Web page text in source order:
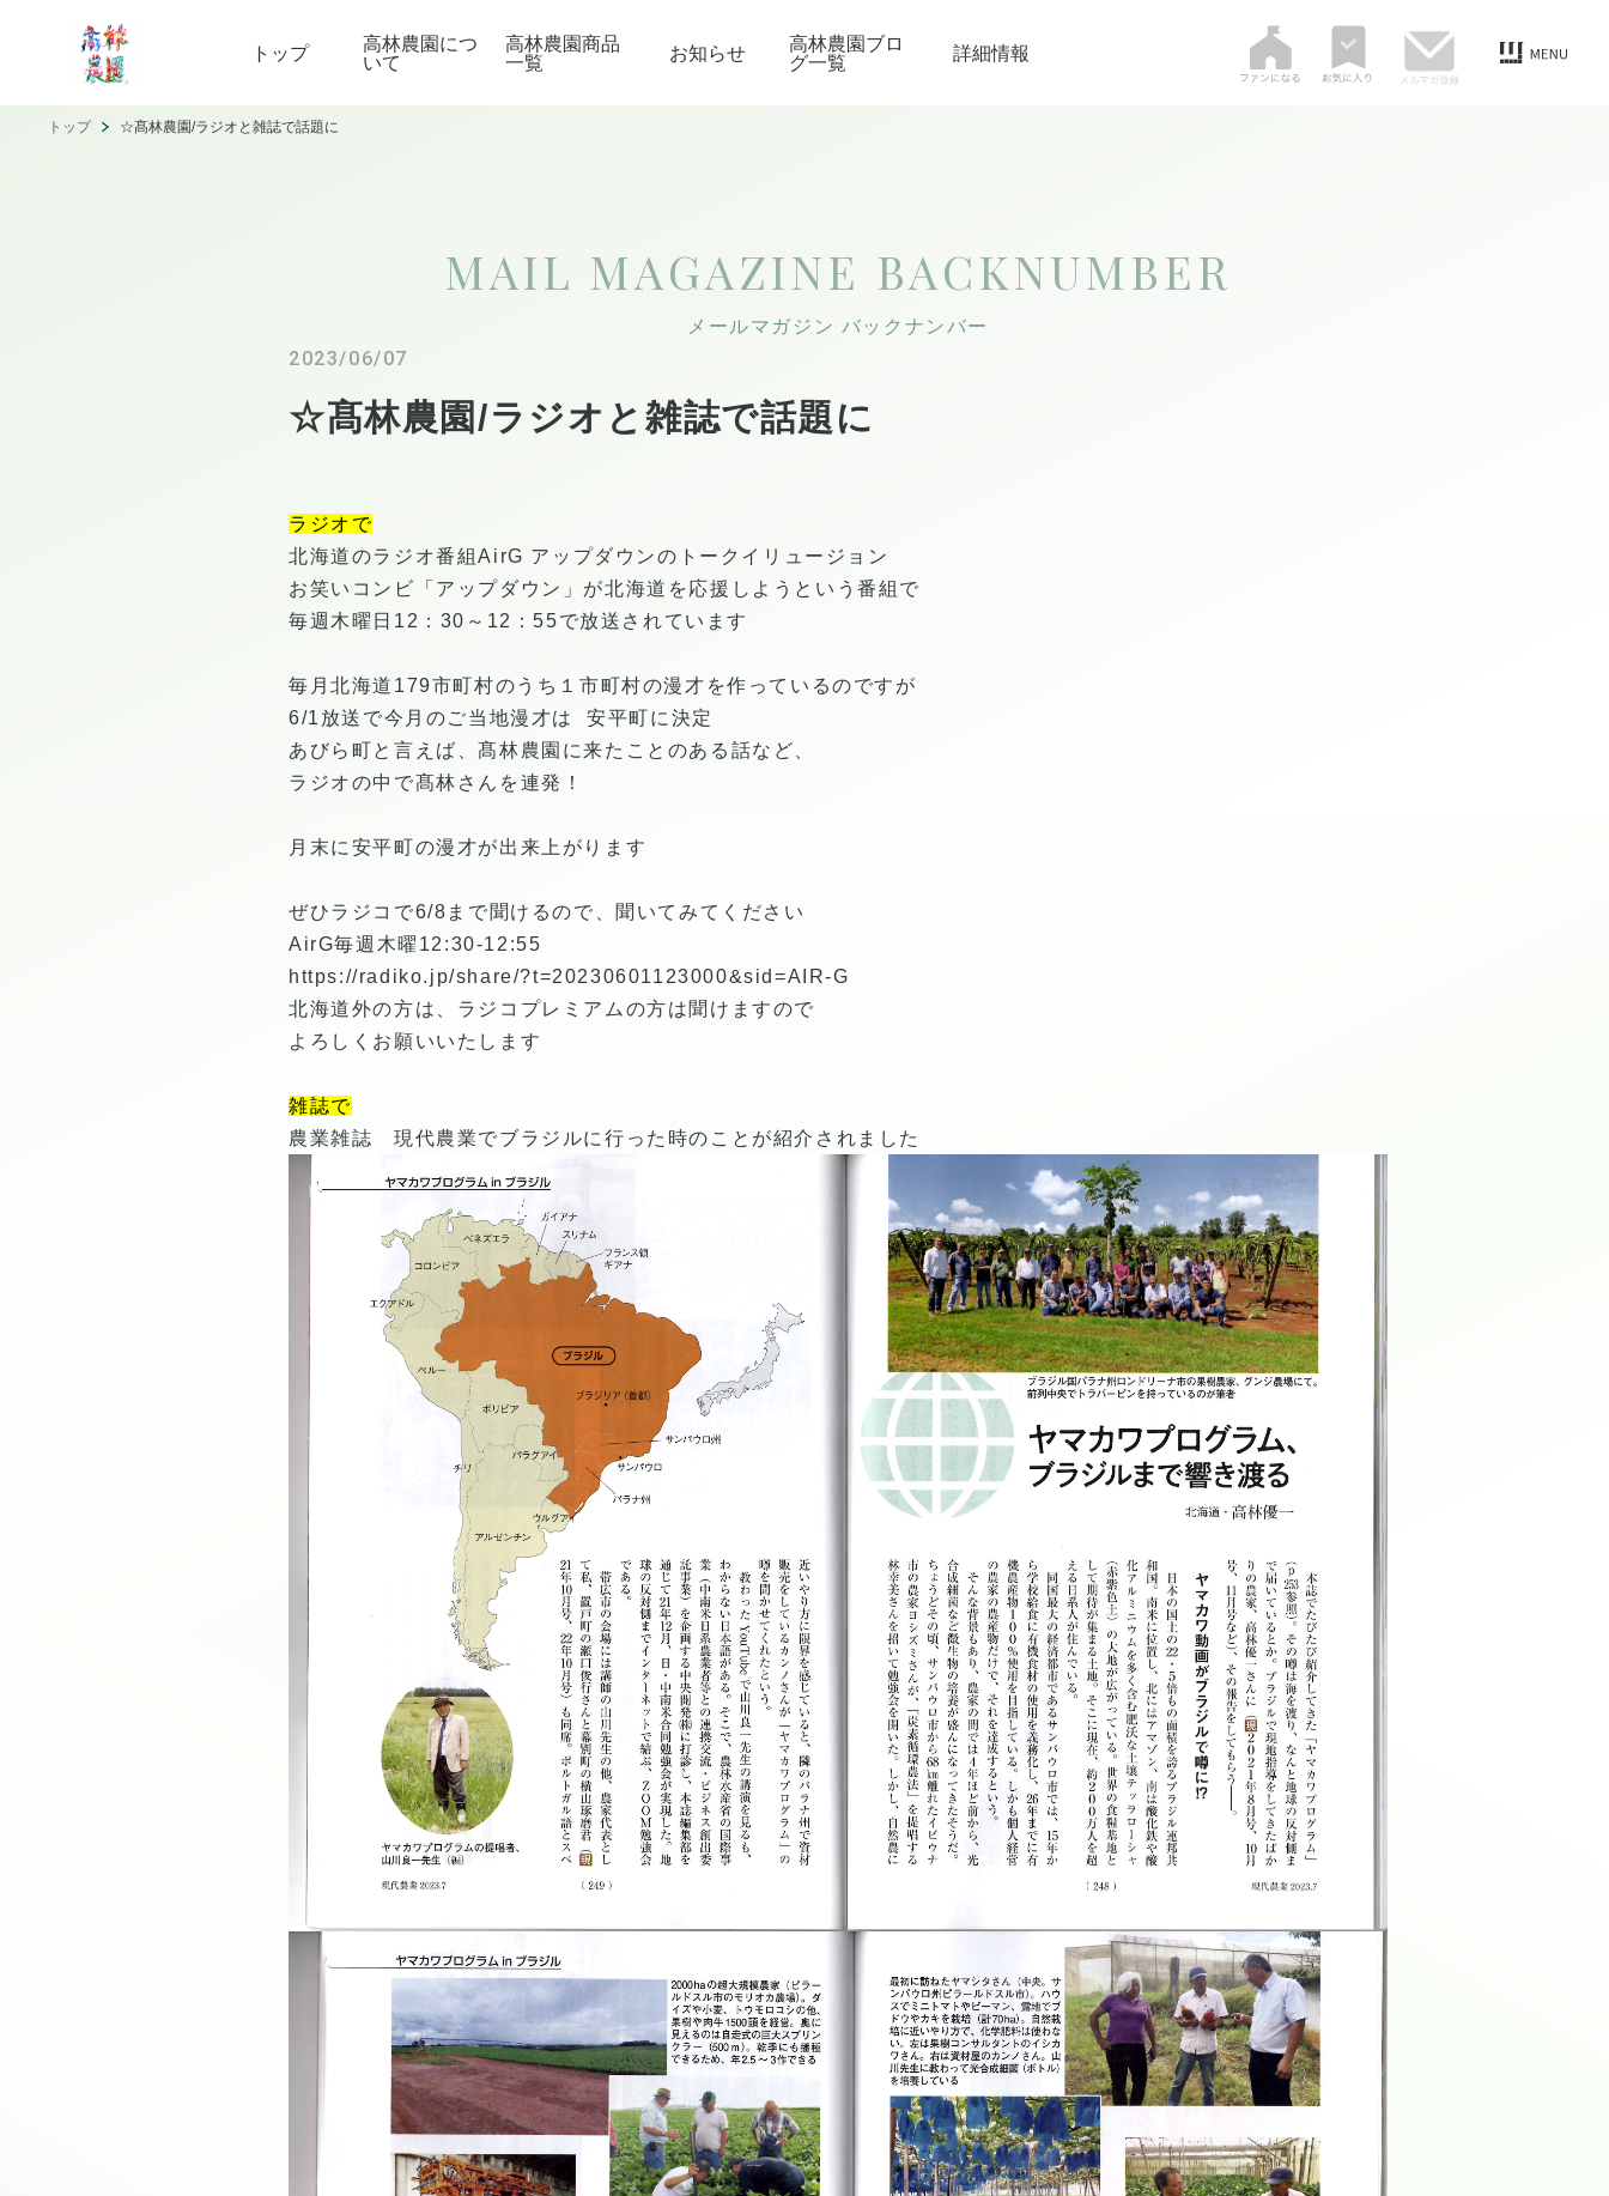
トップ 高林農園につ
いて
高林農園商品
一覧 お知らせ 高林農園ブロ
グ一覧 詳細情報
トップ ☆髙林農園/ラジオと雑誌で話題に
MAIL MAGAZINE BACKNUMBER
メールマガジン バックナンバー
2023/06/07
☆髙林農園/ラジオと雑誌で話題に
ラジオで
北海道のラジオ番組AirG アップダウンのトークイリュージョン
お笑いコンビ「アップダウン」が北海道を応援しようという番組で
毎週木曜日12：30～12：55で放送されています
毎月北海道179市町村のうち１市町村の漫才を作っているのですが
6/1放送で今月のご当地漫才は 安平町に決定
あびら町と言えば、髙林農園に来たことのある話など、
ラジオの中で髙林さんを連発！
月末に安平町の漫才が出来上がります
ぜひラジコで6/8まで聞けるので、聞いてみてください
AirG毎週木曜12:30-12:55
https://radiko.jp/share/?t=20230601123000&sid=AIR-G
北海道外の方は、ラジコプレミアムの方は聞けますので
よろしくお願いいたします
雑誌で
農業雑誌 現代農業でブラジルに行った時のことが紹介されました